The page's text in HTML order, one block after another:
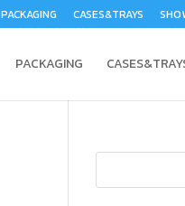
PACKAGING CASES&TRAYS
PACKAGING